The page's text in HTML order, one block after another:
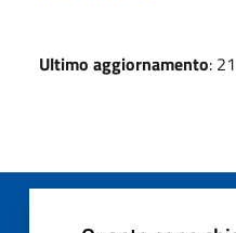
Ultimo aggiornamento: